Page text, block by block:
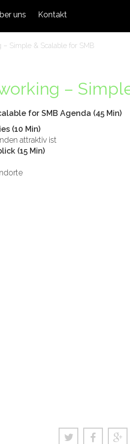
uns Kontakt
Simple & Scalable for SMB
–
for SMB Agenda (45 Min)
(10 Min)
attraktiv ist
(15 Min)